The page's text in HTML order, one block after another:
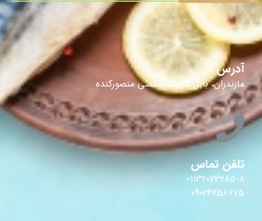
آدرس
مازندران، بابل شهرک صنعتی منصورکنده
تلفن تماس
01132073285-8
09024658775